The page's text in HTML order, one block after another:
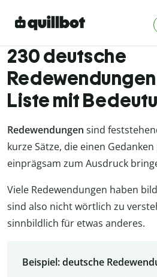
230 deutsche
Redewendungen
Liste mit
Redewendungen sind
kurze Sätze, die einen
einprägsam zum Ausdruck
Viele Redewendungen haben
sind also nicht wörtlich zu
sinnbildlich für etwas anderes.
Beispiel: deutsche